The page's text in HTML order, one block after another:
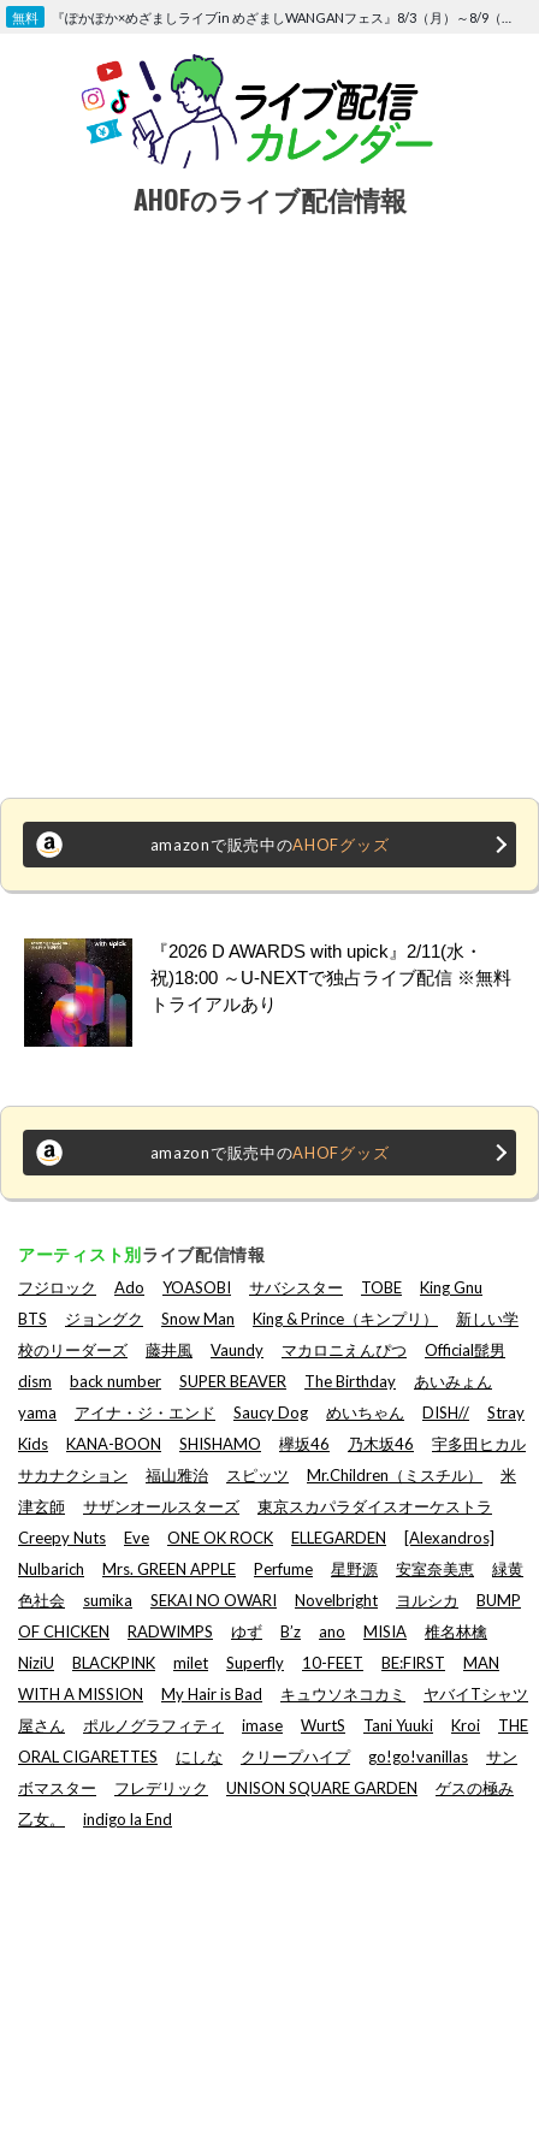
Skip
AHOFのライブ配信情報
amazonで販売中のAHOFグッズ
『2026 D AWARDS with upick』2/11(水・
祝)18:00 ～U-NEXTで独占ライブ配信 ※無料
トライアルあり
amazonで販売中のAHOFグッズ
アーティスト別ライブ配信情報
フジロック Ado YOASOBI サバシスター TOBE
King Gnu
BTS
ジョングク Snow Man King & Prince（キンプリ）
新しい学
校のリーダーズ
藤井風 Vaundy マカロニえんぴつ
Official髭男
dism
back number SUPER BEAVER The Birthday
あいみょん
yama
アイナ・ジ・エンド Saucy Dog めいちゃん DISH//
Stray
Kids
KANA-BOON SHISHAMO 欅坂46 乃木坂46
宇多田ヒカル
サカナクション
福山雅治 スピッツ Mr.Children（ミスチル）
米
津玄師
サザンオールスターズ
東京スカパラダイスオーケストラ
Creepy Nuts
Eve ONE OK ROCK ELLEGARDEN
[Alexandros]
Nulbarich
Mrs. GREEN APPLE Perfume 星野源 安室奈美恵
緑黄
色社会
sumika SEKAI NO OWARI Novelbright ヨルシカ
BUMP
OF CHICKEN
RADWIMPS ゆず B’z ano MISIA
椎名林檎
NiziU
BLACKPINK milet Superfly 10-FEET BE:FIRST
MAN
WITH A MISSION
My Hair is Bad キュウソネコカミ
ヤバイTシャツ
屋さん
ポルノグラフィティ imase WurtS Tani Yuuki Kroi
THE
ORAL CIGARETTES
にしな クリープハイプ go!go!vanillas
サン
ボマスター
フレデリック UNISON SQUARE GARDEN
ゲスの極み
乙女。
indigo la End